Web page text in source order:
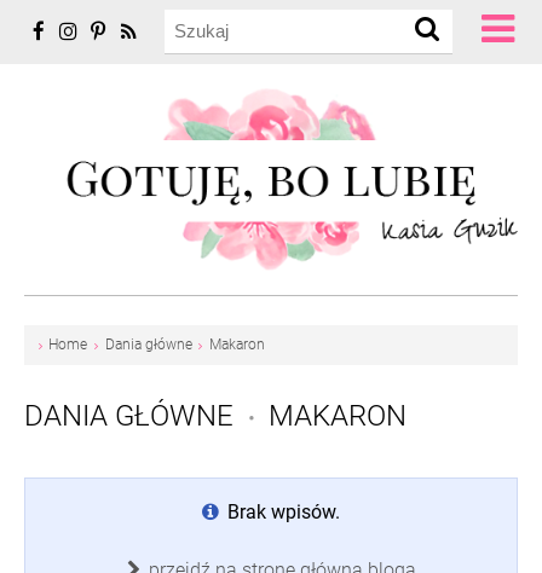
Home Dania główne Makaron
DANIA GŁÓWNE • MAKARON
Brak wpisów.